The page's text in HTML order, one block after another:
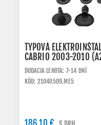
TYPOVÁ
CABRIO 2003-2010
DODACIA LEHOTA: 7-14 DNÍ
KÓD: 21040509.ME5